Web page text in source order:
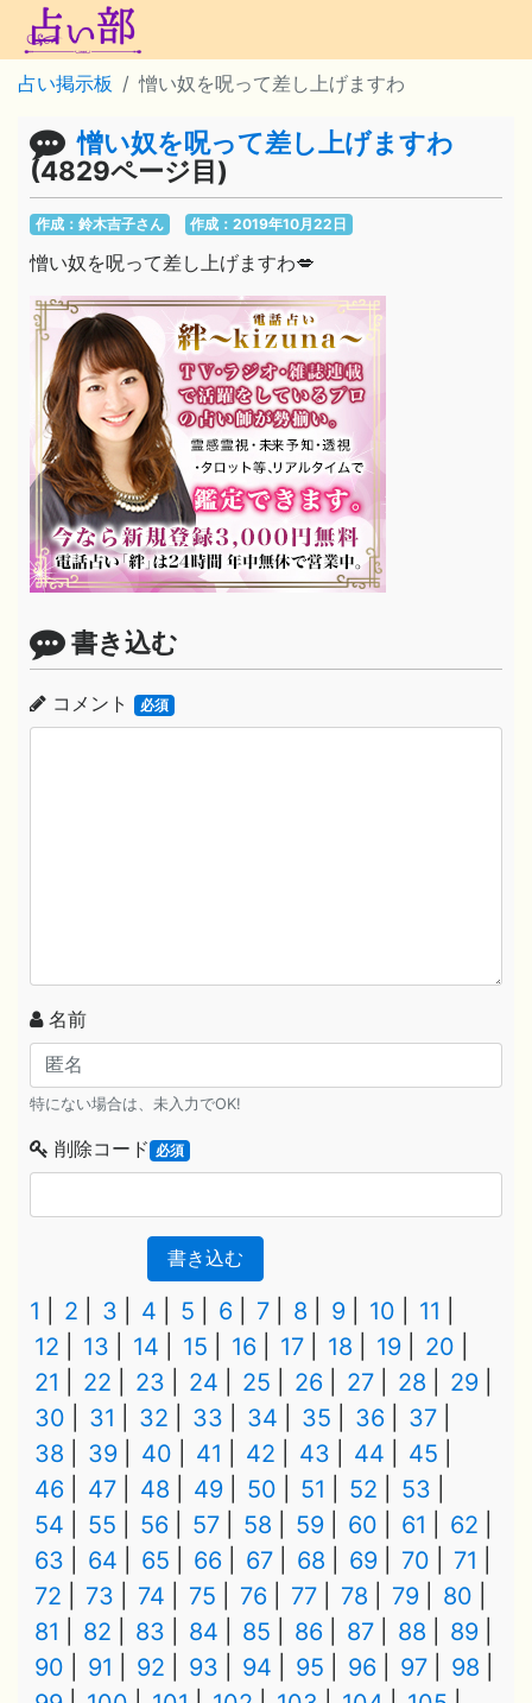
占い掲示板 憎い奴を呪って差し上げますわ
憎い奴を呪って差し上げますわ
(4829ページ目)
作成：鈴木吉子さん 作成：2019年10月22日
憎い奴を呪って差し上げますわ💋
書き込む
コメント 必須
名前
特にない場合は、未入力でOK!
削除コード 必須
書き込む
1 2 3 4 5 6 7 8 9 10
11
12
13 14 15 16 17 18 19
20
21
22 23 24 25 26 27 28
29
30
31 32 33 34 35 36
37
38
39 40 41 42 43 44
45
46
47 48 49 50 51 52
53
54
55 56 57 58 59 60 61
62
63
64 65 66 67 68 69 70
71
72
73 74 75 76 77 78 79
80
81
82 83 84 85 86 87 88
89
90
91 92 93 94 95 96 97
98